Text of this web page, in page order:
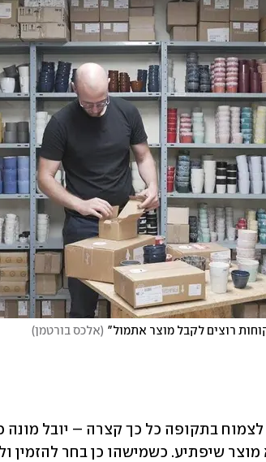
רוצים לקבל מוצר אתמול" (אלכס בורטמן)